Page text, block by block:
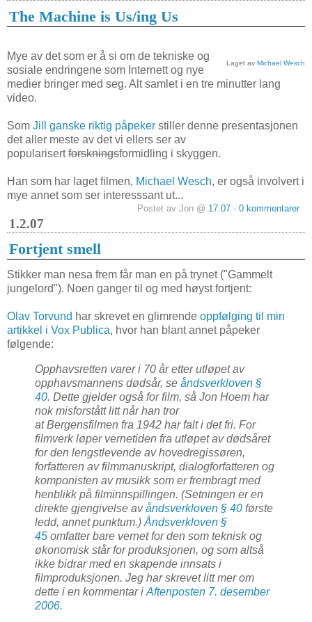
The Machine is Us/ing Us
Laget av Michael Wesch
Mye av det som er å si om de tekniske og
sosiale endringene som Internett og nye
medier bringer med seg. Alt samlet i en tre minutter lang
video.
Som Jill ganske riktig påpeker stiller denne presentasjonen
det aller meste av det vi ellers ser av
popularisertforskningsformidling i skyggen.
Han som har laget filmen, Michael Wesch, er også involvert i
mye annet som ser interesssant ut...
Postet av Jon @ 17:07 - 0 kommentarer
1.2.07
Fortjent smell
Stikker man nesa frem får man en på trynet ("Gammelt
jungelord"). Noen ganger til og med høyst fortjent:
Olav Torvund har skrevet en glimrende oppfølging til min
artikkel i Vox Publica, hvor han blant annet påpeker
følgende:
Opphavsretten varer i 70 år etter utløpet av
opphavsmannens dødsår, se åndsverkloven §
40. Dette gjelder også for film, så Jon Hoem har
nok misforstått litt når han tror
atBergensfilmen fra 1942 har falt i det fri. For
filmverk løper vernetiden fra utløpet av dødsåret
for den lengstlevende av hovedregissøren,
forfatteren av filmmanuskript, dialogforfatteren og
komponisten av musikk som er frembragt med
henblikk på filminnspillingen. (Setningen er en
direkte gjengivelse avåndsverkloven § 40 første
ledd, annet punktum.) Åndsverkloven §
45 omfatter bare vernet for den som teknisk og
økonomisk står for produksjonen, og som altså
ikke bidrar med en skapende innsats i
filmproduksjonen. Jeg har skrevet litt mer om
dette i en kommentar i Aftenposten 7. desember
2006.